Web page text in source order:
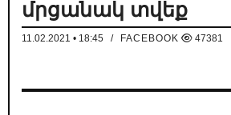
մրցանակ տվեք
11.02.2021 • 18:45 / FACEBOOK 47381